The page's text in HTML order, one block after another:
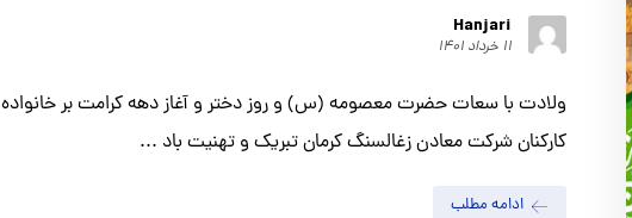
Hanjari
۱۱ خرداد ۱۴۰۱
ولادت با سعات حضرت معصومه (س) و روز دختر و آغاز دهه کرامت بر خانواده
کارکنان شرکت معادن زغالسنگ کرمان تبریک و تهنیت باد ...
ادامه مطلب